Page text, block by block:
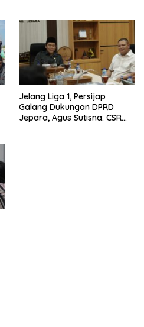
Jelang Liga 1, Persijap
Galang Dukungan DPRD
Jepara, Agus Sutisna: CSR